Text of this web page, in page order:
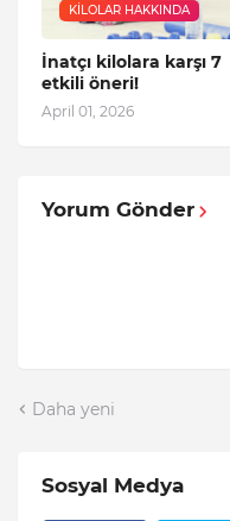
KILOLAR HAKKINDA
İnatçı kilolara karşı 7
etkili öneri!
April 01, 2026
Yorum Gönder
Daha yeni
Sosyal Medya